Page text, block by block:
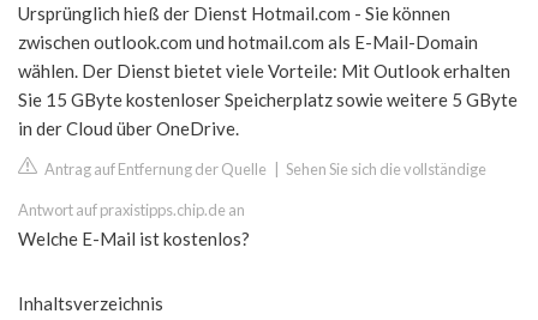
Ursprünglich hieß der Dienst Hotmail.com - Sie können
zwischen outlook.com und hotmail.com als E-Mail-Domain
wählen. Der Dienst bietet viele Vorteile: Mit Outlook erhalten
Sie 15 GByte kostenloser Speicherplatz sowie weitere 5 GByte
in der Cloud über OneDrive.
Antrag auf Entfernung der Quelle Sehen Sie sich die vollständige
Antwort auf praxistipps.chip.de an
Welche E-Mail ist kostenlos?
Inhaltsverzeichnis